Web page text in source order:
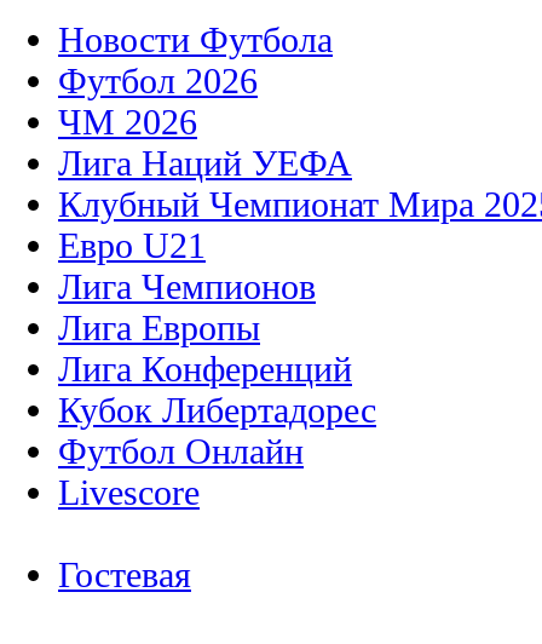
Новости Футбола
Футбол 2026
ЧМ 2026
Лига Наций УЕФА
Клубный Чемпионат Мира
Евро U21
Лига Чемпионов
Лига Европы
Лига Конференций
Кубок Либертадорес
Футбол Онлайн
Livescore
Гостевая